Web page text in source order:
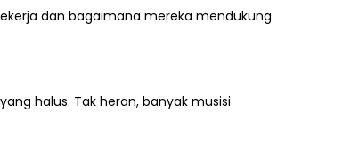
dan bagaimana mereka mendukung
halus. Tak heran, banyak musisi